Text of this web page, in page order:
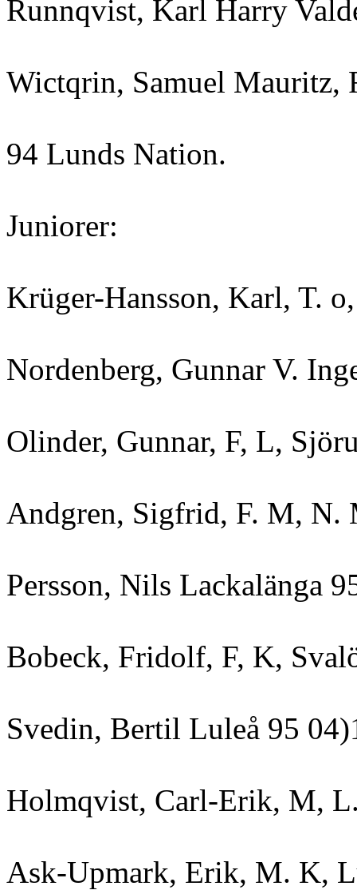
Runnqvist, Karl Harry
Wictqrin, Samuel Mauritz,
94 Lunds Nation.
Juniorer:
Krüger-Hansson, Karl, T.
Nordenberg, Gunnar V.
Olinder, Gunnar, F, L,
Andgren, Sigfrid, F. M, N.
Persson, Nils Lackalänga
Bobeck, Fridolf, F, K,
Svedin, Bertil Luleå 95
Holmqvist, Carl-Erik, M,
Ask-Upmark, Erik, M. K,